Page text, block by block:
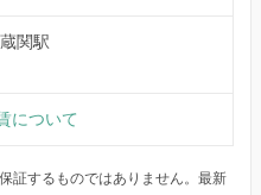
関駅
について
証するものではありません。最新